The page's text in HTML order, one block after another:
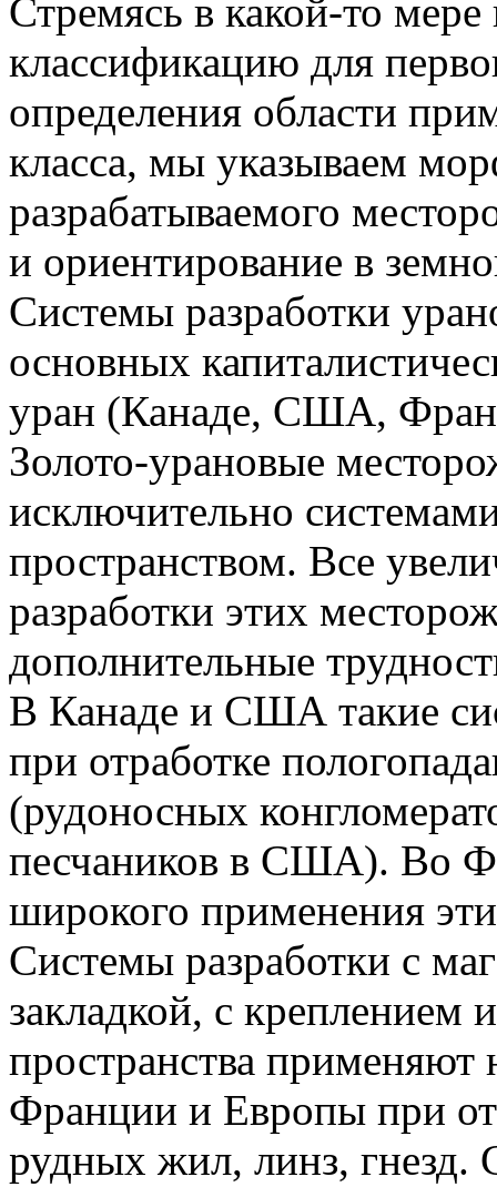
Стремясь в какой-то
классификацию для
определения области
класса, мы указываем
разрабатываемого
и ориентирование в
Системы разработки
основных
уран (Канаде, США,
Золото-урановые
исключительно
пространством. Все
разработки этих
дополнительные
В Канаде и США такие
при отработке
(рудоносных
песчаников в США). Во
широкого применения
Системы разработки с
закладкой, с креплением
пространства
Франции и Европы при
рудных жил, линз, гнезд.